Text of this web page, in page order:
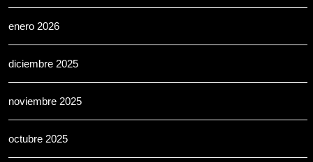
enero 2026
diciembre 2025
noviembre 2025
octubre 2025